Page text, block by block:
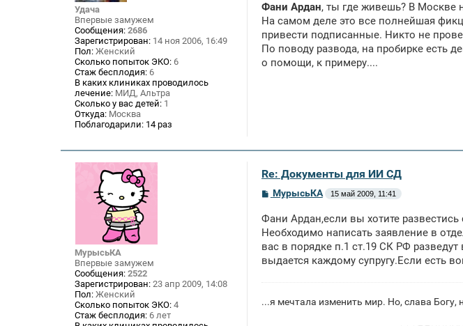
Удача
Впервые замужем
Сообщения: 2686
Зарегистрирован: 14 ноя 2006, 16:49
Пол: Женский
Сколько попыток ЭКО: 6
Стаж бесплодия: 6
В каких клиниках проводилось
лечение: МИД, Альтра
Сколько у вас детей: 1
Откуда: Москва
Поблагодарили: 14 раз
б
щ
н
и
Фани Ардан, ты где живешь? В Москве
На самом деле это все полнейшая
привести подписанные. Никто не
По поводу развода, на пробирке есть
о помощи, к примеру....
МурысьКА
Впервые замужем
Сообщения: 2522
Зарегистрирован: 23 апр 2009, 14:08
Пол: Женский
Сколько попыток ЭКО: 4
Стаж бесплодия: 6 лет
Re: Документы для ИИ СД
С
б
щ
н
и
МурысьКА 15 май 2009, 11:41
Фани Ардан,если вы хотите
Необходимо написать заявление в
вас в порядке п.1 ст.19 СК РФ
выдается каждому супругу.Если есть
...я мечтала изменить мир. Но, слава Богу,